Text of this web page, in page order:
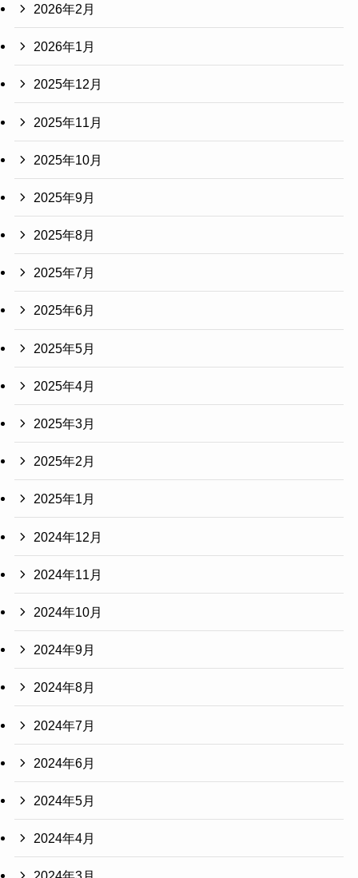
2026年2月
2026年1月
2025年12月
2025年11月
2025年10月
2025年9月
2025年8月
2025年7月
2025年6月
2025年5月
2025年4月
2025年3月
2025年2月
2025年1月
2024年12月
2024年11月
2024年10月
2024年9月
2024年8月
2024年7月
2024年6月
2024年5月
2024年4月